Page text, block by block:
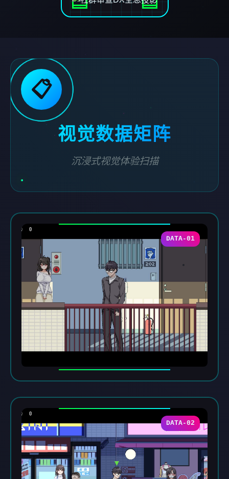
📋
视觉数据矩阵
沉浸式视觉体验扫描
DATA-01
DATA-02